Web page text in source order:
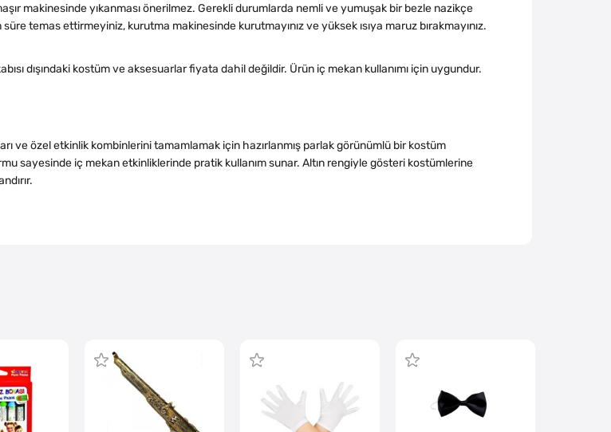
makinesinde yıkanması önerilmez. Gerekli durumlarda nemli ve yumuşak bir bezle nazikçe
temas ettirmeyiniz, kurutma makinesinde kurutmayınız ve yüksek ısıya maruz bırakmayınız.
dışındaki kostüm ve aksesuarlar fiyata dahil değildir. Ürün iç mekan kullanımı için uygundur.
ve özel etkinlik kombinlerini tamamlamak için hazırlanmış parlak görünümlü bir kostüm
sayesinde iç mekan etkinliklerinde pratik kullanım sunar. Altın rengiyle gösteri kostümlerine